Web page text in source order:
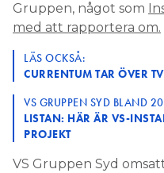
Gruppen, något som
med att rapportera om.
LÄS OCKSÅ:
CURRENTUM TAR ÖVER
VS GRUPPEN SYD BLAND
LISTAN: HÄR ÄR VS-
PROJEKT
VS Gruppen Syd